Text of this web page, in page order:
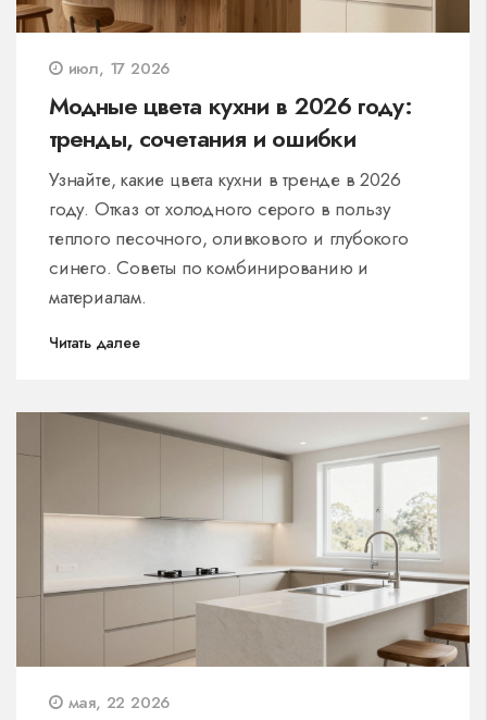
июл, 17 2026
Модные цвета кухни в 2026 году:
тренды, сочетания и ошибки
Узнайте, какие цвета кухни в тренде в 2026
году. Отказ от холодного серого в пользу
теплого песочного, оливкового и глубокого
синего. Советы по комбинированию и
материалам.
Читать далее
мая, 22 2026